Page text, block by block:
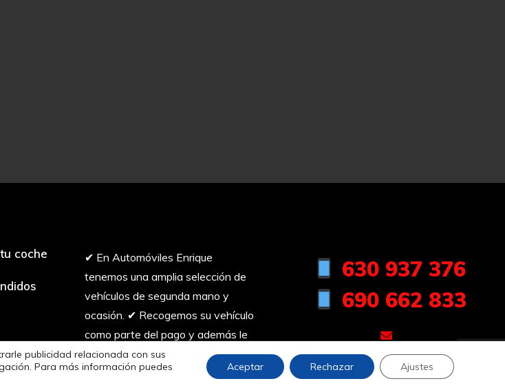
coche
✔︎ En Automóviles Enrique
tenemos una amplia selección de
vehículos de segunda mano y
ocasión. ✔︎ Recogemos su vehículo
como parte del pago y además le
ofrecemos financiación a su
medida.
630 937 376
690 662 833
publicidad relacionada con sus
Para más información puedes
Aceptar Rechazar Ajustes